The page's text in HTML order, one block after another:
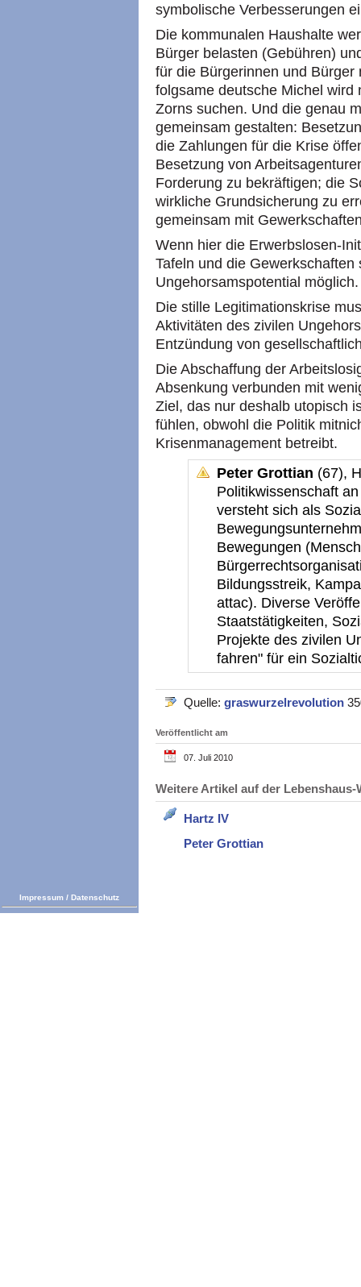
symbolische Verbesserungen
Die kommunalen Haushalte
Bürger belasten (Gebühren)
für die Bürgerinnen und
folgsame deutsche Michel wird
Zorns suchen. Und die genau
gemeinsam gestalten:
die Zahlungen für die Krise
Besetzung von
Forderung zu bekräftigen; die
wirkliche Grundsicherung zu
gemeinsam mit
Wenn hier die Erwerbslosen-
Tafeln und die
Ungehorsamspotential möglich.
Die stille Legitimationskrise
Aktivitäten des zivilen
Entzündung von
Die Abschaffung der
Absenkung verbunden mit
Ziel, das nur deshalb utopisch
fühlen, obwohl die Politik
Krisenmanagement betreibt.
Peter Grottian (67),
Politikwissenschaft
versteht sich als
Bewegungen
Bildungsstreik,
attac). Diverse
Staatstätigkeiten,
Projekte des zivilen
fahren" für ein
Quelle: graswurzelrevolution
Veröffentlicht am
07. Juli 2010
Weitere Artikel auf der
Hartz IV
Peter Grottian
Impressum / Datenschutz